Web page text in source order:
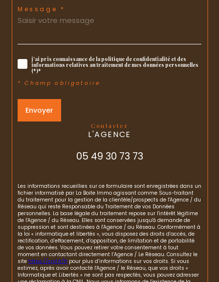
Message *
j'ai pris connaissance de la politique de confidentialité et des
informations relatives au traitement de mes données personnelles
(*)*
* Champ obligatoire
Envoyer
contacter
L'AGENCE
05 49 30 73 73
Les informations recueillies sur ce formulaire sont enregistrées dans un
fichier informatisé par La Boite Immo agissant comme Sous-traitant
du traitement pour la gestion de la clientèle/prospects de l'Agence / du
Réseau qui reste Responsable du Traitement de vos Données
personnelles. La base légale du traitement repose sur l'intérêt légitime
de l'Agence / du Réseau. Elles sont conservées jusqu'à demande de
suppression et sont destinées à l'Agence / au Réseau. Conformément à
la loi « informatique et libertés », vous disposez des droits d’accès, de
rectification, d’effacement, d’opposition, de limitation et de portabilité
de vos données. Vous pouvez retirer votre consentement à tout
moment en contactant directement l’Agence / Le Réseau. Consultez le
site https://cnil.fr/fr pour plus d’informations sur vos droits. Si vous
estimez, après avoir contacté l'Agence / le Réseau, que vos droits «
Informatique et Libertés » ne sont pas respectés, vous pouvez adresser